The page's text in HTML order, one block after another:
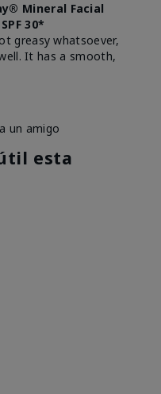
Mineral Facial
30*
greasy whatsoever,
It has a smooth,
un amigo
esta